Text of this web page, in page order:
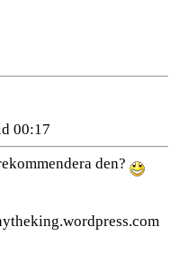
00:17
den?